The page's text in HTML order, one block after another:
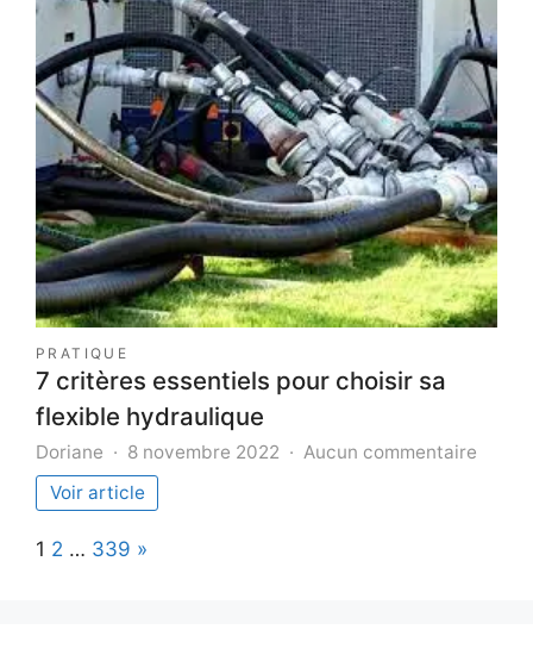
qui
s’adresser
pour
connaître
les
droits
des
employés
?
PRATIQUE
7 critères essentiels pour choisir sa
flexible hydraulique
Doriane 8 novembre 2022 Aucun commentaire
Voir article
Page:
1 2 … 339 Next
»